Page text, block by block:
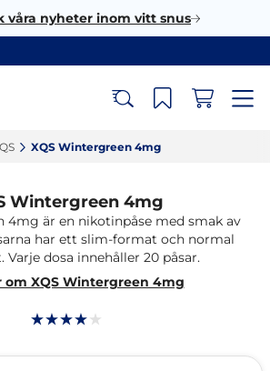
våra nyheter inom vitt snus
XQS Wintergreen 4mg‎
Wintergreen 4mg
4mg är en nikotinpåse med smak av
har ett slim-format och normal
Varje dosa innehåller 20 påsar.
om XQS Wintergreen 4mg